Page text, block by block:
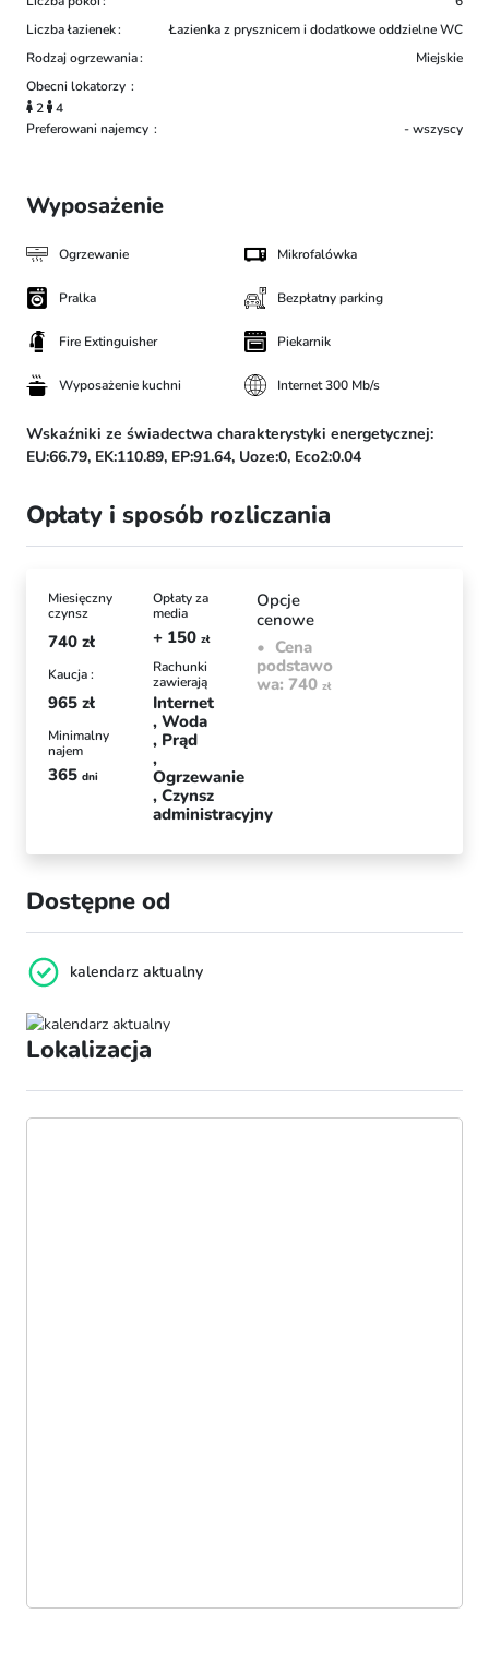
Liczba łazienek
Łazienka z prysznicem i dodatkowe oddzielne WC
Rodzaj ogrzewania
Miejskie
Obecni lokatorzy
2
4
Preferowani najemcy
- wszyscy
Wyposażenie
Ogrzewanie Mikrofalówka
Pralka Bezpłatny parking
Fire Extinguisher Piekarnik
Wyposażenie kuchni Internet 300 Mb/s
Wskaźniki ze świadectwa charakterystyki energetycznej:
EU:66.79, EK:110.89, EP:91.64, Uoze:0, Eco2:0.04
Opłaty i sposób rozliczania
Miesięczny
czynsz
740 zł
Kaucja :
965 zł
Minimalny
najem
365 dni
Opłaty za
media
+ 150 zł
Rachunki
zawierają
Internet
Woda
Prąd
Ogrzewanie
Czynsz
administracyjny
Opcje
cenowe
Cena
podstawo
wa: 740 zł
Dostępne od
kalendarz aktualny
Lokalizacja